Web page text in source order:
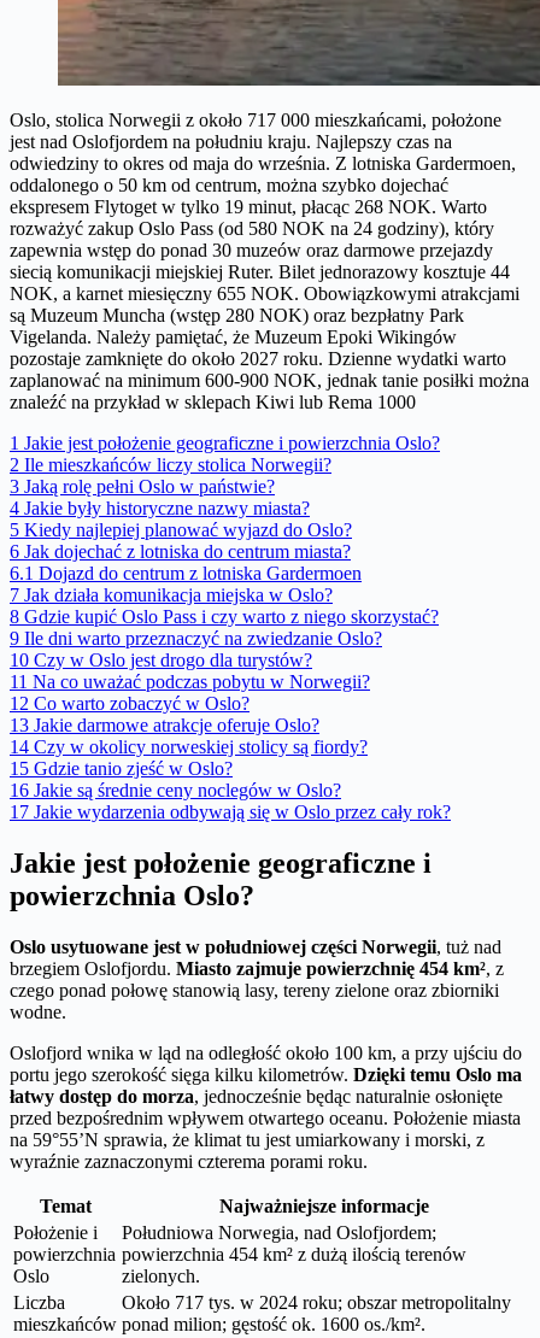
Oslo, stolica Norwegii z około 717 000 mieszkańcami, położone
jest nad Oslofjordem na południu kraju. Najlepszy czas na
odwiedziny to okres od maja do września. Z lotniska Gardermoen,
oddalonego o 50 km od centrum, można szybko dojechać
ekspresem Flytoget w tylko 19 minut, płacąc 268 NOK. Warto
rozważyć zakup Oslo Pass (od 580 NOK na 24 godziny), który
zapewnia wstęp do ponad 30 muzeów oraz darmowe przejazdy
siecią komunikacji miejskiej Ruter. Bilet jednorazowy kosztuje 44
NOK, a karnet miesięczny 655 NOK. Obowiązkowymi atrakcjami
są Muzeum Muncha (wstęp 280 NOK) oraz bezpłatny Park
Vigelanda. Należy pamiętać, że Muzeum Epoki Wikingów
pozostaje zamknięte do około 2027 roku. Dzienne wydatki warto
zaplanować na minimum 600-900 NOK, jednak tanie posiłki można
znaleźć na przykład w sklepach Kiwi lub Rema 1000
1 Jakie jest położenie geograficzne i powierzchnia Oslo?
2 Ile mieszkańców liczy stolica Norwegii?
3 Jaką rolę pełni Oslo w państwie?
4 Jakie były historyczne nazwy miasta?
5 Kiedy najlepiej planować wyjazd do Oslo?
6 Jak dojechać z lotniska do centrum miasta?
6.1 Dojazd do centrum z lotniska Gardermoen
7 Jak działa komunikacja miejska w Oslo?
8 Gdzie kupić Oslo Pass i czy warto z niego skorzystać?
9 Ile dni warto przeznaczyć na zwiedzanie Oslo?
10 Czy w Oslo jest drogo dla turystów?
11 Na co uważać podczas pobytu w Norwegii?
12 Co warto zobaczyć w Oslo?
13 Jakie darmowe atrakcje oferuje Oslo?
14 Czy w okolicy norweskiej stolicy są fiordy?
15 Gdzie tanio zjeść w Oslo?
16 Jakie są średnie ceny noclegów w Oslo?
17 Jakie wydarzenia odbywają się w Oslo przez cały rok?
Jakie jest położenie geograficzne i
powierzchnia Oslo?
Oslo usytuowane jest w południowej części Norwegii, tuż nad
brzegiem Oslofjordu. Miasto zajmuje powierzchnię 454 km², z
czego ponad połowę stanowią lasy, tereny zielone oraz zbiorniki
wodne.
Oslofjord wnika w ląd na odległość około 100 km, a przy ujściu do
portu jego szerokość sięga kilku kilometrów. Dzięki temu Oslo ma
łatwy dostęp do morza, jednocześnie będąc naturalnie osłonięte
przed bezpośrednim wpływem otwartego oceanu. Położenie miasta
na 59°55’N sprawia, że klimat tu jest umiarkowany i morski, z
wyraźnie zaznaczonymi czterema porami roku.
Temat
Najważniejsze informacje
Położenie i
powierzchnia
Oslo
Południowa Norwegia, nad Oslofjordem;
powierzchnia 454 km² z dużą ilością terenów
zielonych.
Liczba
mieszkańców
Około 717 tys. w 2024 roku; obszar metropolitalny
ponad milion; gęstość ok. 1600 os./km².